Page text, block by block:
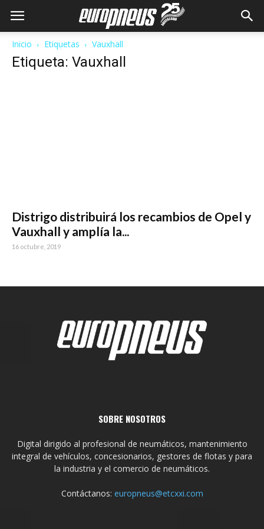
Inicio Etiquetas Vauxhall
Etiqueta: Vauxhall
Distrigo distribuirá los recambios de Opel y
Vauxhall y amplía la...
16 octubre, 2019
SOBRE NOSOTROS
Digital dirigido al profesional de neumáticos, mantenimiento
integral de vehículos, concesionarios, gestores de flotas y para
la industria y el comercio de neumáticos.
Contáctanos: europneus@etcxxi.com